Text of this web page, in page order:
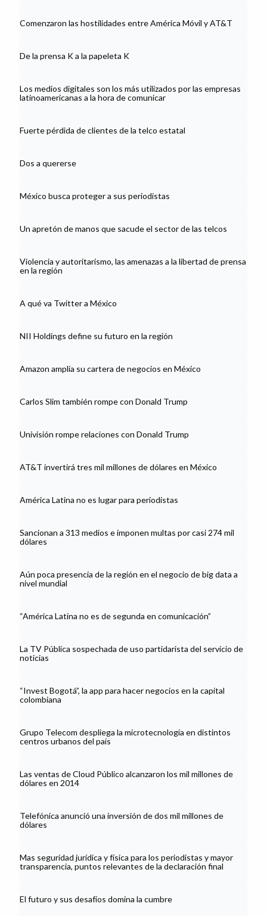
Comenzaron las hostilidades entre América Móvil y AT&T
De la prensa K a la papeleta K
Los medios digitales son los más utilizados por las empresas
latinoamericanas a la hora de comunicar
Fuerte pérdida de clientes de la telco estatal
Dos a quererse
México busca proteger a sus periodistas
Un apretón de manos que sacude el sector de las telcos
Violencia y autoritarismo, las amenazas a la libertad de prensa
en la región
A qué va Twitter a México
NII Holdings define su futuro en la región
Amazon amplia su cartera de negocios en México
Carlos Slim también rompe con Donald Trump
Univisión rompe relaciones con Donald Trump
AT&T invertirá tres mil millones de dólares en México
América Latina no es lugar para periodistas
Sancionan a 313 medios e imponen multas por casi 274 mil
dólares
Aún poca presencia de la región en el negocio de big data a
nivel mundial
“América Latina no es de segunda en comunicación”
La TV Pública sospechada de uso partidarista del servicio de
noticias
“Invest Bogotá”, la app para hacer negocios en la capital
colombiana
Grupo Telecom despliega la microtecnología en distintos
centros urbanos del país
Las ventas de Cloud Público alcanzaron los mil millones de
dólares en 2014
Telefónica anunció una inversión de dos mil millones de
dólares
Mas seguridad jurídica y física para los periodistas y mayor
transparencia, puntos relevantes de la declaración final
El futuro y sus desafíos domina la cumbre